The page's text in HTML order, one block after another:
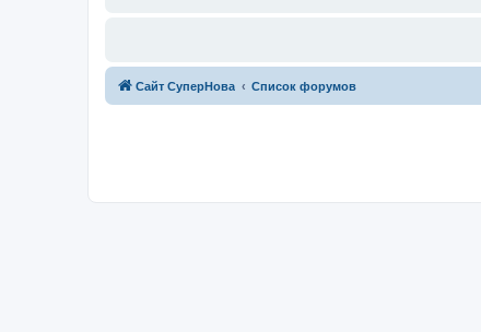
Сайт СуперНова Список форумов